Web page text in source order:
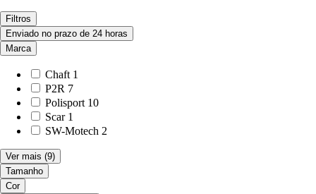
Filtros
Enviado no prazo de 24 horas
Marca
Chaft 1
P2R 7
Polisport 10
Scar 1
SW-Motech 2
Ver mais (9)
Tamanho
Cor